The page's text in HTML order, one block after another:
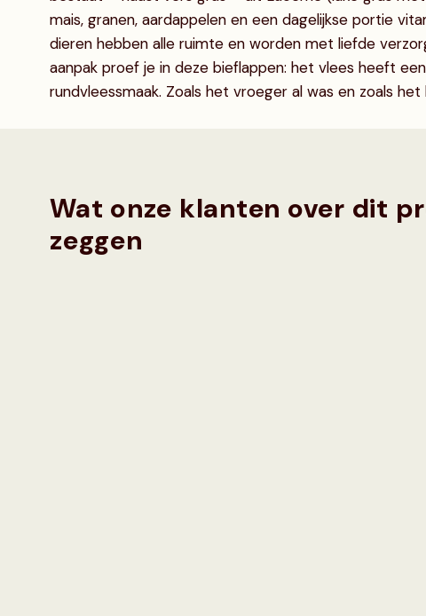
mais, granen, aardappelen en een dagelijkse portie
dieren hebben alle ruimte en worden met liefde
aanpak proef je in deze bieflappen: het vlees heeft
rundvleessmaak. Zoals het vroeger al was en zoals het
Wat onze klanten over dit
zeggen